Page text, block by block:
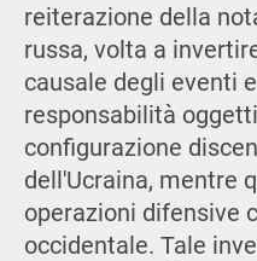
reiterazione della
russa, volta a
causale degli eventi
responsabilità
configurazione
dell'Ucraina, mentre
operazioni difensive
occidentale. Tale